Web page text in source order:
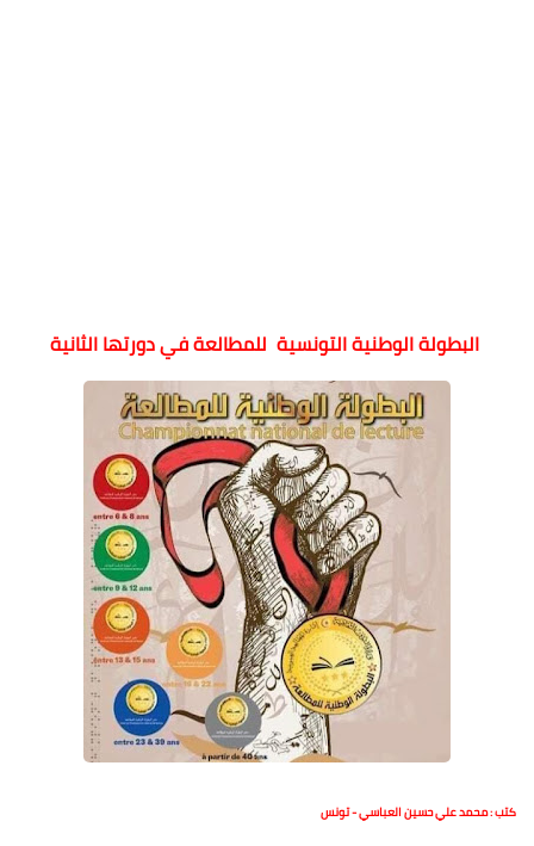
البطولة الوطنية التونسية للمطالعة في دورتها الثانية
كتب : محمد علي حسين العباسي - تونس